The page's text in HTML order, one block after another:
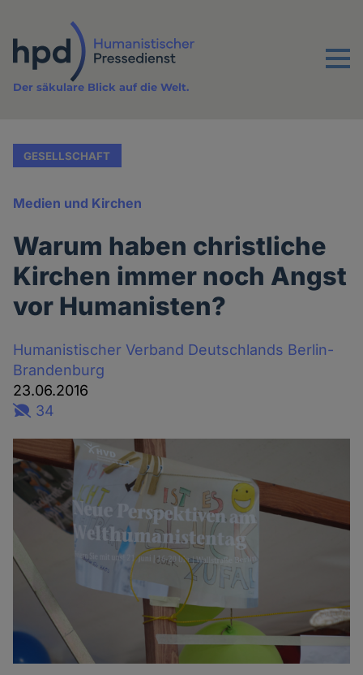
Inhalt
Menu
Der säkulare Blick auf die Welt.
GESELLSCHAFT
Medien und Kirchen
Warum haben christliche
Kirchen immer noch Angst
vor Humanisten?
Humanistischer Verband Deutschlands Berlin-
Brandenburg
23.06.2016
34